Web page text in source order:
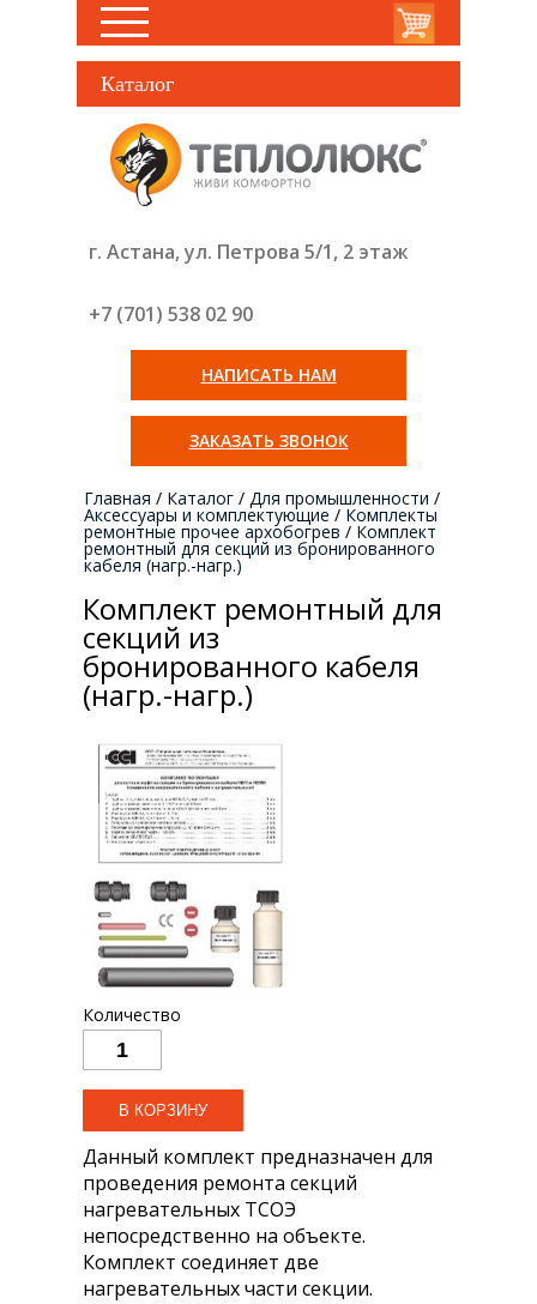
Каталог
г. Астана, ул. Петрова 5/1, 2 этаж
+7 (701) 538 02 90
НАПИСАТЬ НАМ
ЗАКАЗАТЬ ЗВОНОК
Главная / Каталог / Для промышленности /
Аксессуары и комплектующие / Комплекты
ремонтные прочее архобогрев / Комплект
ремонтный для секций из бронированного
кабеля (нагр.-нагр.)
Комплект ремонтный для
секций из
бронированного кабеля
(нагр.-нагр.)
Количество
Данный комплект предназначен для
проведения ремонта секций
нагревательных ТСОЭ
непосредственно на объекте.
Комплект соединяет две
нагревательных части секции.